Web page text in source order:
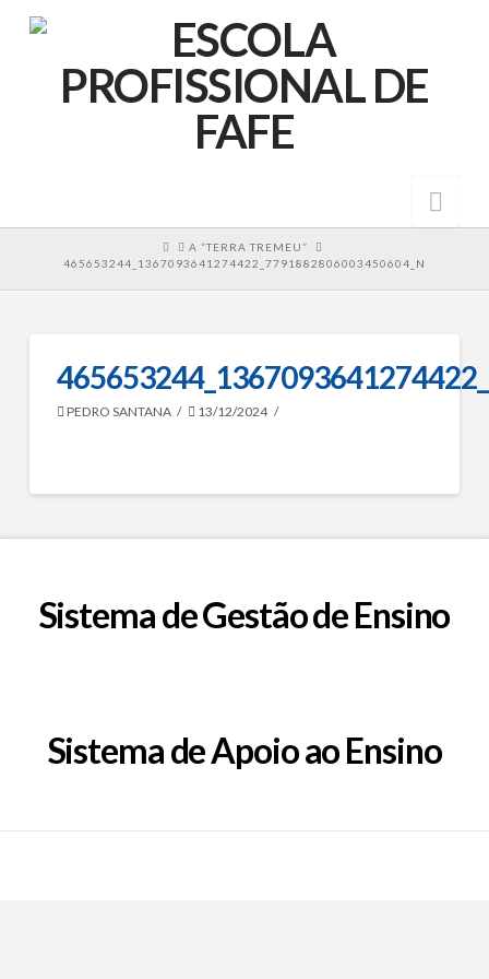
HOME
A “TERRA TREMEU”
465653244_1367093641274422_7791882806003450604_N
PEDRO SANTANA 13/12/2024
Sistema de Gestão de Ensino
Sistema de Apoio ao Ensino